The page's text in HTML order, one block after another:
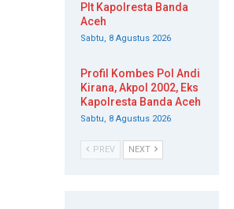
Plt Kapolresta Banda
Aceh
Sabtu, 8 Agustus 2026
Profil Kombes Pol Andi
Kirana, Akpol 2002, Eks
Kapolresta Banda Aceh
Sabtu, 8 Agustus 2026
PREV NEXT